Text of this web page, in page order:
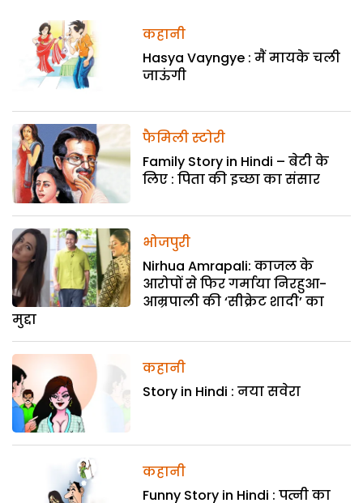
कहानी
Hasya Vayngye : मैं मायके चली
जाऊंगी
फैमिली स्टोरी
Family Story in Hindi – बेटी के
लिए : पिता की इच्छा का संसार
भोजपुरी
Nirhua Amrapali: काजल के
आरोपों से फिर गर्माया निरहुआ-
आम्रपाली की ‘सीक्रेट शादी’ का
मुद्दा
कहानी
Story in Hindi : नया सवेरा
कहानी
Funny Story in Hindi : पत्नी का